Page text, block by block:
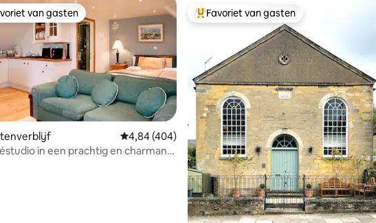
van 5 op 5, 100 recensies
van gasten
van gasten
Gemiddelde beoordeling van 4,84 op 5, 404 recensies
4,84 (404)
in een prachtig en charmant
Topfavoriet van gasten
Favoriet van gasten